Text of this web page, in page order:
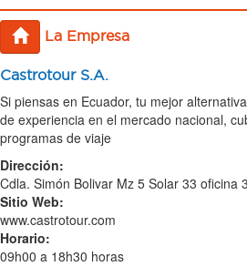
La Empresa
Castrotour S.A.
Si piensas en Ecuador, tu mejor
de experiencia en el mercado nacional,
programas de viaje
Dirección:
Cdla. Simón Bolivar Mz 5 Solar 33 oficina
Sitio Web:
www.castrotour.com
Horario:
09h00 a 18h30 horas